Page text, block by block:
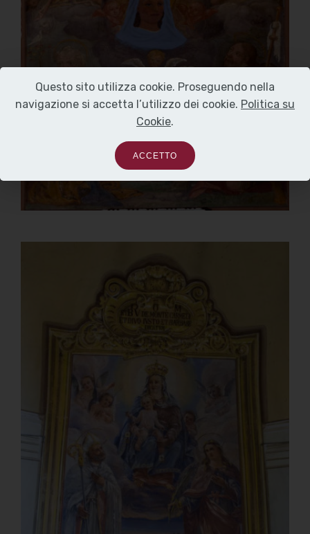
Questo sito utilizza cookie. Proseguendo nella
navigazione si accetta l’utilizzo dei cookie. Politica su
Cookie.
ACCETTO